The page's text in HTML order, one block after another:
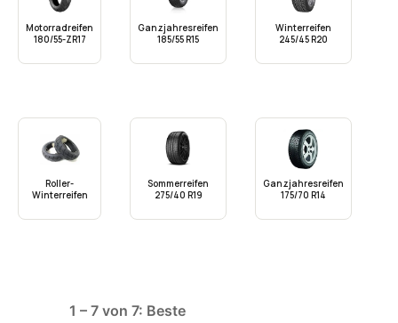
Motorradreifen
180/55-ZR17
Ganzjahresreifen
185/55 R15
Winterreifen
245/45 R20
Roller-
Winterreifen
Sommerreifen
275/40 R19
Ganzjahresreifen
175/70 R14
1 – 7 von 7: Beste